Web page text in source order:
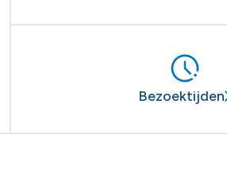
Bezoektijden